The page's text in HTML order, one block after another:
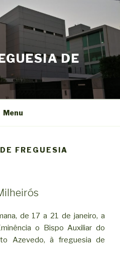
DE
Menu
FREGUESIA
de 17 a 21 de janeiro, a
o Bispo Auxiliar do
Azevedo, à freguesia de